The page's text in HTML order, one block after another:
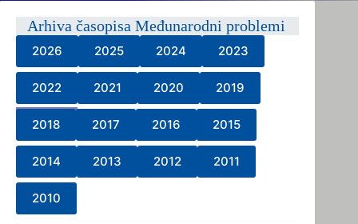
Arhiva časopisa Međunarodni problemi
2026 2025 2024 2023
2022 2021 2020 2019
2018 2017 2016 2015
2014 2013 2012 2011
2010